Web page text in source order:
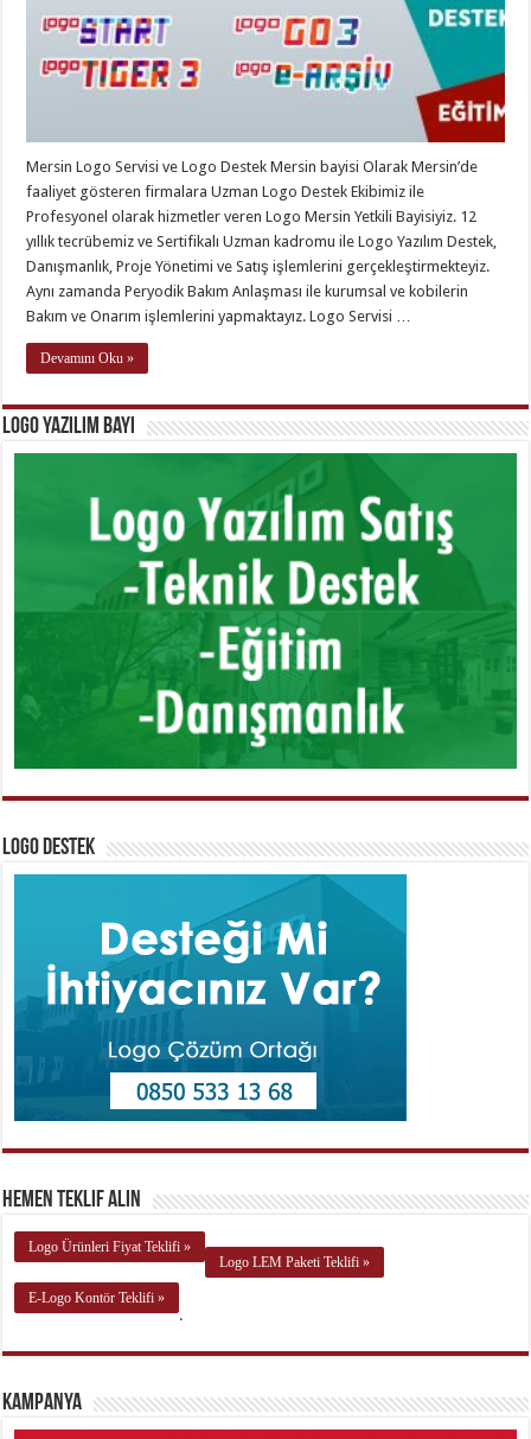
Mersin Logo Servisi ve Logo Destek Mersin bayisi Olarak Mersin’de
faaliyet gösteren firmalara Uzman Logo Destek Ekibimiz ile
Profesyonel olarak hizmetler veren Logo Mersin Yetkili Bayisiyiz. 12
yıllık tecrübemiz ve Sertifikalı Uzman kadromu ile Logo Yazılım Destek,
Danışmanlık, Proje Yönetimi ve Satış işlemlerini gerçekleştirmekteyiz.
Aynı zamanda Peryodik Bakım Anlaşması ile kurumsal ve kobilerin
Bakım ve Onarım işlemlerini yapmaktayız. Logo Servisi …
Devamını Oku »
Logo Yazılım Bayi
Logo Destek
Hemen Teklif Alın
Logo Ürünleri Fiyat Teklifi »
Logo LEM Paketi Teklifi »
E-Logo Kontör Teklifi »
.
Kampanya